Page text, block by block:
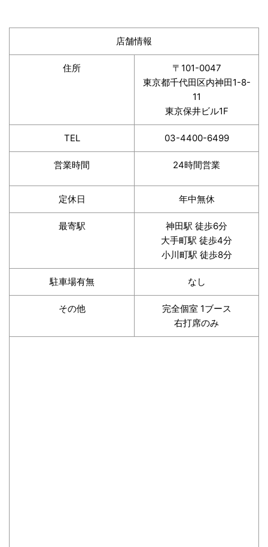
店舗情報
住所
〒101-0047
東京都千代田区内神田1-8-
11
東京保井ビル1F
TEL 03-4400-6499
営業時間 24時間営業
定休日 年中無休
最寄駅
神田駅 徒歩6分
大手町駅 徒歩4分
小川町駅 徒歩8分
駐車場有無 なし
その他
完全個室 1ブース
右打席のみ